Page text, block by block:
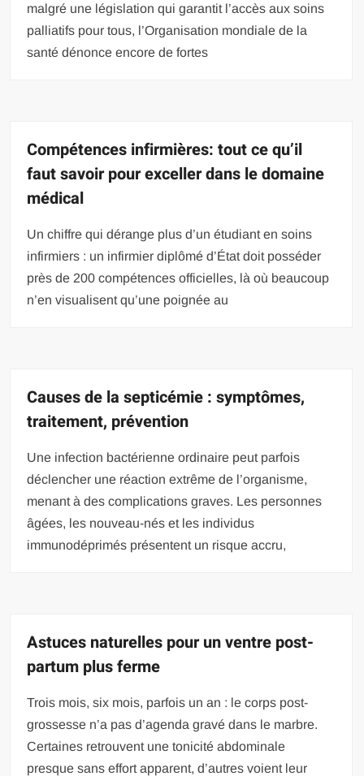
malgré une législation qui garantit l’accès aux soins
palliatifs pour tous, l’Organisation mondiale de la
santé dénonce encore de fortes
Compétences infirmières: tout ce qu’il
faut savoir pour exceller dans le domaine
médical
Un chiffre qui dérange plus d’un étudiant en soins
infirmiers : un infirmier diplômé d’État doit posséder
près de 200 compétences officielles, là où beaucoup
n’en visualisent qu’une poignée au
Causes de la septicémie : symptômes,
traitement, prévention
Une infection bactérienne ordinaire peut parfois
déclencher une réaction extrême de l’organisme,
menant à des complications graves. Les personnes
âgées, les nouveau-nés et les individus
immunodéprimés présentent un risque accru,
Astuces naturelles pour un ventre post-
partum plus ferme
Trois mois, six mois, parfois un an : le corps post-
grossesse n’a pas d’agenda gravé dans le marbre.
Certaines retrouvent une tonicité abdominale
presque sans effort apparent, d’autres voient leur